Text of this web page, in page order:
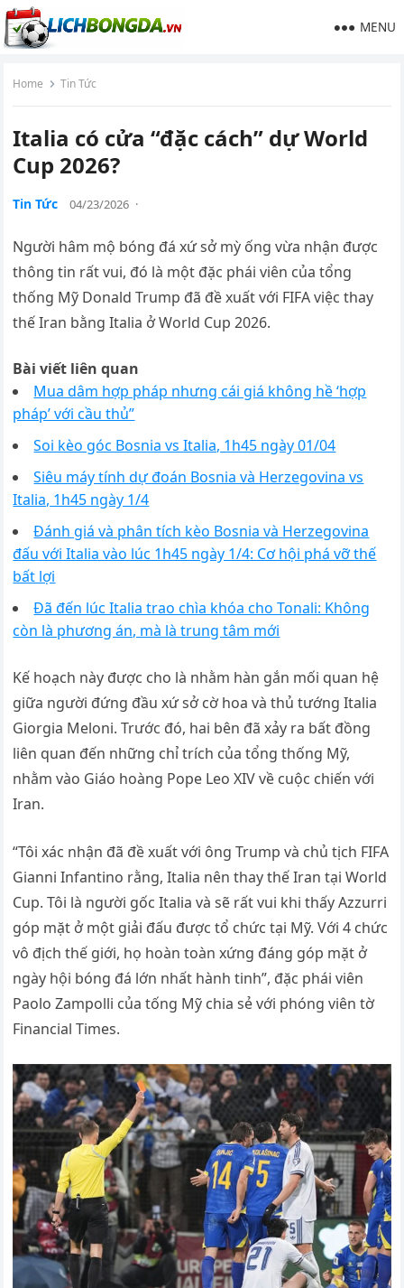
MENU
Home Tin Tức
Italia có cửa “đặc cách” dự World
Cup 2026?
Tin Tức 04/23/2026 ·
Người hâm mộ bóng đá xứ sở mỳ ống vừa nhận được
thông tin rất vui, đó là một đặc phái viên của tổng
thống Mỹ Donald Trump đã đề xuất với FIFA việc thay
thế Iran bằng Italia ở World Cup 2026.
Bài viết liên quan
Mua dâm hợp pháp nhưng cái giá không hề ‘hợp
pháp’ với cầu thủ”
Soi kèo góc Bosnia vs Italia, 1h45 ngày 01/04
Siêu máy tính dự đoán Bosnia và Herzegovina vs
Italia, 1h45 ngày 1/4
Đánh giá và phân tích kèo Bosnia và Herzegovina
đấu với Italia vào lúc 1h45 ngày 1/4: Cơ hội phá vỡ thế
bất lợi
Đã đến lúc Italia trao chìa khóa cho Tonali: Không
còn là phương án, mà là trung tâm mới
Kế hoạch này được cho là nhằm hàn gắn mối quan hệ
giữa người đứng đầu xứ sở cờ hoa và thủ tướng Italia
Giorgia Meloni. Trước đó, hai bên đã xảy ra bất đồng
liên quan đến những chỉ trích của tổng thống Mỹ,
nhằm vào Giáo hoàng Pope Leo XIV về cuộc chiến với
Iran.
“Tôi xác nhận đã đề xuất với ông Trump và chủ tịch FIFA
Gianni Infantino rằng, Italia nên thay thế Iran tại World
Cup. Tôi là người gốc Italia và sẽ rất vui khi thấy Azzurri
góp mặt ở một giải đấu được tổ chức tại Mỹ. Với 4 chức
vô địch thế giới, họ hoàn toàn xứng đáng góp mặt ở
ngày hội bóng đá lớn nhất hành tinh”, đặc phái viên
Paolo Zampolli của tống Mỹ chia sẻ với phóng viên tờ
Financial Times.